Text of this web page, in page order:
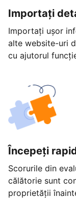
Importați
Importați ușor
alte website-uri
cu ajutorul
Începeți
Scorurile din
călătorie sunt
proprietății